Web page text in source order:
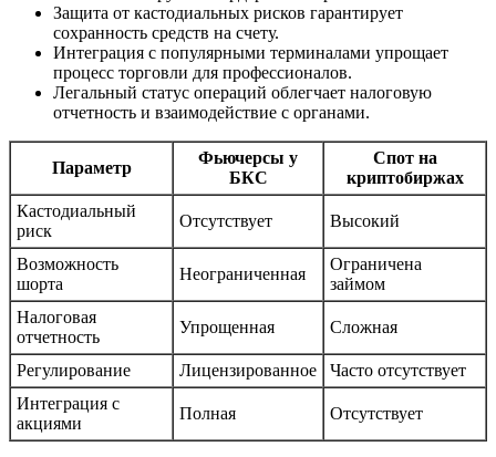
Защита от кастодиальных рисков гарантирует
сохранность средств на счету.
Интеграция с популярными терминалами упрощает
процесс торговли для профессионалов.
Легальный статус операций облегчает налоговую
отчетность и взаимодействие с органами.
Параметр
Фьючерсы у
БКС
Спот на
криптобиржах
Кастодиальный
риск
Отсутствует Высокий
Возможность
шорта
Неограниченная
Ограничена
займом
Налоговая
отчетность
Упрощенная Сложная
Регулирование Лицензированное
Часто отсутствует
Интеграция с
акциями
Полная Отсутствует